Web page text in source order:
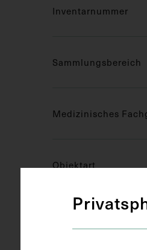
Inventarnummer
Sammlungsbereich
Medizinisches
Objektart